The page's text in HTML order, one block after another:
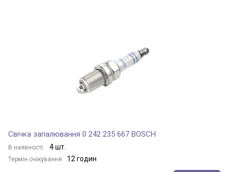
Свічка запалювання 0 242 235 667 BOSCH
В наявності: 4 шт.
Термін очікування: 12 годин